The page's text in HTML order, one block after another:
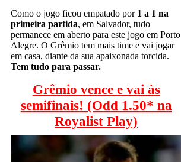
Como o jogo ficou empatado por 1 a 1 na
primeira partida, em Salvador, tudo
permanece em aberto para este jogo em Porto
Alegre. O Grêmio tem mais time e vai jogar
em casa, diante da sua apaixonada torcida.
Tem tudo para passar.
Grêmio vence e vai às
semifinais! (Odd 1.50* na
Royalist Play)